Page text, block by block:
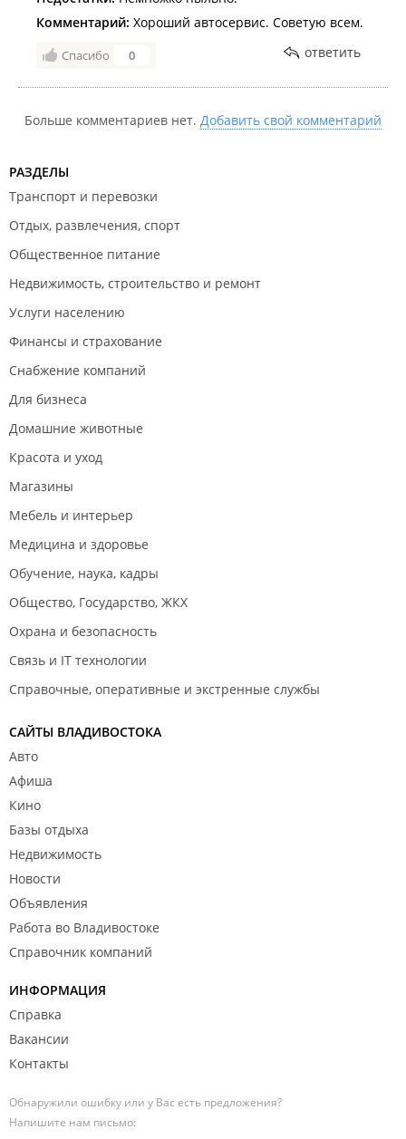
Комментарий: Хороший автосервис. Советую всем.
Спасибо 0 ответить
Больше комментариев нет. Добавить свой комментарий
РАЗДЕЛЫ
Транспорт и перевозки
Отдых, развлечения, спорт
Общественное питание
Недвижимость, строительство и ремонт
Услуги населению
Финансы и страхование
Снабжение компаний
Для бизнеса
Домашние животные
Красота и уход
Магазины
Мебель и интерьер
Медицина и здоровье
Обучение, наука, кадры
Общество, Государство, ЖКХ
Охрана и безопасность
Связь и IT технологии
Справочные, оперативные и экстренные службы
САЙТЫ ВЛАДИВОСТОКА
Авто
Афиша
Кино
Базы отдыха
Недвижимость
Новости
Объявления
Работа во Владивостоке
Справочник компаний
ИНФОРМАЦИЯ
Справка
Вакансии
Контакты
Обнаружили ошибку или у Вас есть предложения?
Напишите нам письмо: